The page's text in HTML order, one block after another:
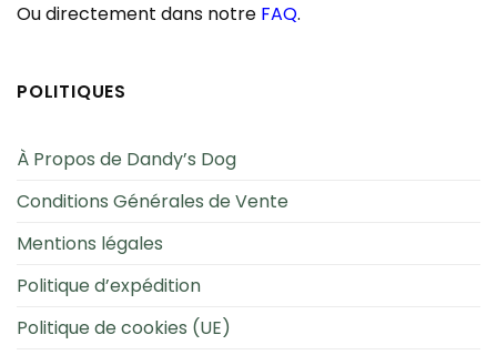
Ou directement dans notre FAQ.
POLITIQUES
À Propos de Dandy’s Dog
Conditions Générales de Vente
Mentions légales
Politique d’expédition
Politique de cookies (UE)